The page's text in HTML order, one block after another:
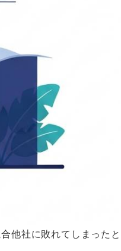
他社に敗れてしまったと